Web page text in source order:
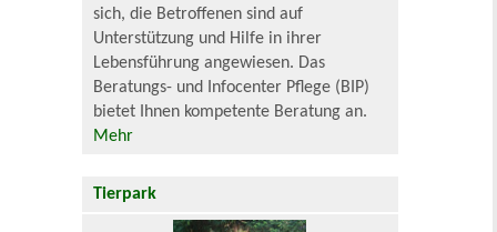
sich, die Betroffenen sind auf
Unterstützung und Hilfe in ihrer
Lebensführung angewiesen. Das
Beratungs- und Infocenter Pflege (BIP)
bietet Ihnen kompetente Beratung an.
Mehr
Tierpark